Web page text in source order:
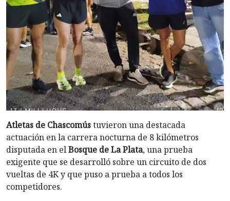
Atletas de Chascomústuvieron una destacada
actuación en la carrera nocturna de 8 kilómetros
disputada en elBosque de La Plata, una prueba
exigente que se desarrolló sobre un circuito de dos
vueltas de 4K y que puso a prueba a todos los
competidores.